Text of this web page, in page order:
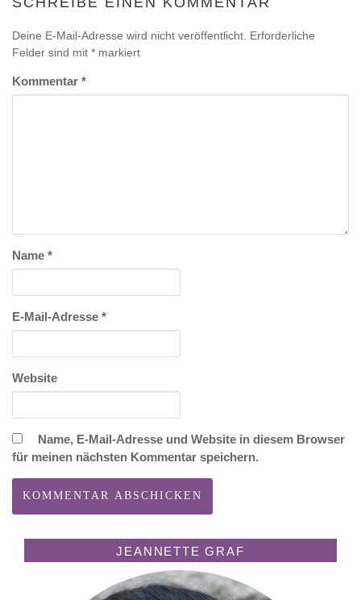
Deine E-Mail-Adresse wird nicht veröffentlicht. Erforderliche
Felder sind mit * markiert
Kommentar *
Name *
E-Mail-Adresse *
Website
Name, E-Mail-Adresse und Website in diesem Browser
für meinen nächsten Kommentar speichern.
JEANNETTE GRAF